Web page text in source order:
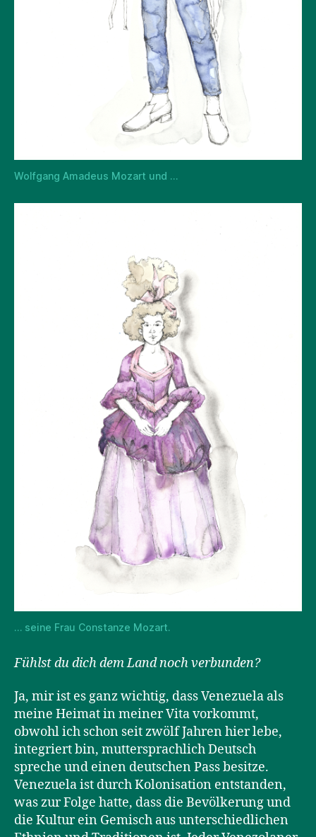
Wolfgang Amadeus Mozart und …
… seine Frau Constanze Mozart.
Fühlst du dich dem Land noch verbunden?
Ja, mir ist es ganz wichtig, dass Venezuela als
meine Heimat in meiner Vita vorkommt,
obwohl ich schon seit zwölf Jahren hier lebe,
integriert bin, muttersprachlich Deutsch
spreche und einen deutschen Pass besitze.
Venezuela ist durch Kolonisation entstanden,
was zur Folge hatte, dass die Bevölkerung und
die Kultur ein Gemisch aus unterschiedlichen